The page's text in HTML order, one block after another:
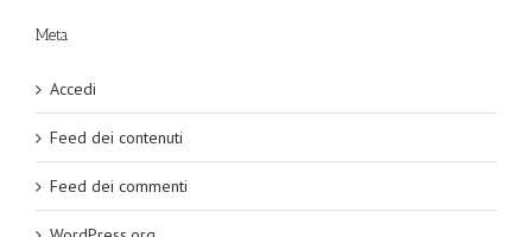
Meta
Accedi
Feed dei contenuti
Feed dei commenti